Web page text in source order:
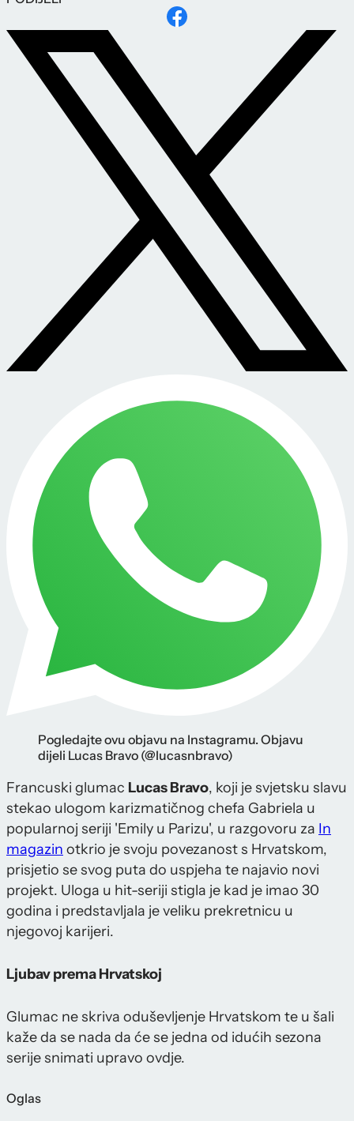
Pogledajte ovu objavu na Instagramu. Objavu
dijeli Lucas Bravo (@lucasnbravo)
Francuski glumac Lucas Bravo, koji je svjetsku slavu
stekao ulogom karizmatičnog chefa Gabriela u
popularnoj seriji 'Emily u Parizu', u razgovoru za In
magazin otkrio je svoju povezanost s Hrvatskom,
prisjetio se svog puta do uspjeha te najavio novi
projekt. Uloga u hit-seriji stigla je kad je imao 30
godina i predstavljala je veliku prekretnicu u
njegovoj karijeri.
Ljubav prema Hrvatskoj
Glumac ne skriva oduševljenje Hrvatskom te u šali
kaže da se nada da će se jedna od idućih sezona
serije snimati upravo ovdje.
Oglas